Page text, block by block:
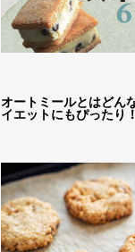
オートミールとはどん
イエットにもぴったり！